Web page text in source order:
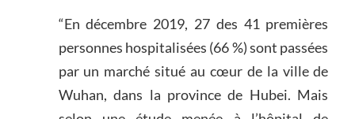
“En décembre 2019, 27 des 41 premières
personnes hospitalisées (66 %) sont passées
par un marché situé au cœur de la ville de
Wuhan, dans la province de Hubei. Mais